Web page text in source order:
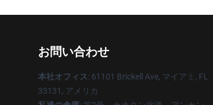
お問い合わせ
本社オフィス: 61101 Brickell Ave, マイアミ, FL
33131, アメリカ